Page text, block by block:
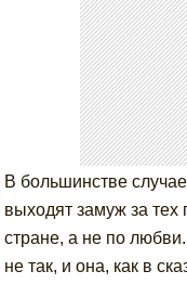
В большинстве
выходят замуж за тех
стране, а не по
не так, и она, как в